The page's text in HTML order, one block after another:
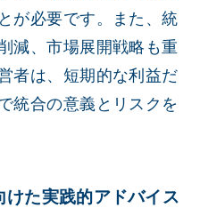
が必要です。また、統
減、市場展開戦略も重
者は、短期的な利益だ
統合の意義とリスクを
た実践的アドバイス